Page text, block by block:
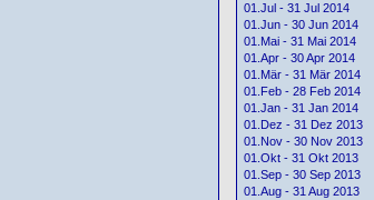
01.Jul - 31 Jul 2014
01.Jun - 30 Jun 2014
01.Mai - 31 Mai 2014
01.Apr - 30 Apr 2014
01.Mär - 31 Mär 2014
01.Feb - 28 Feb 2014
01.Jan - 31 Jan 2014
01.Dez - 31 Dez 2013
01.Nov - 30 Nov 2013
01.Okt - 31 Okt 2013
01.Sep - 30 Sep 2013
01.Aug - 31 Aug 2013